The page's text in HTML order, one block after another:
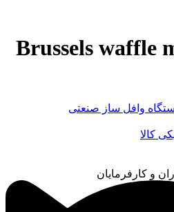
4×6 Brussels
وافل ساز صنعتی
کالا
و کارفرمایان